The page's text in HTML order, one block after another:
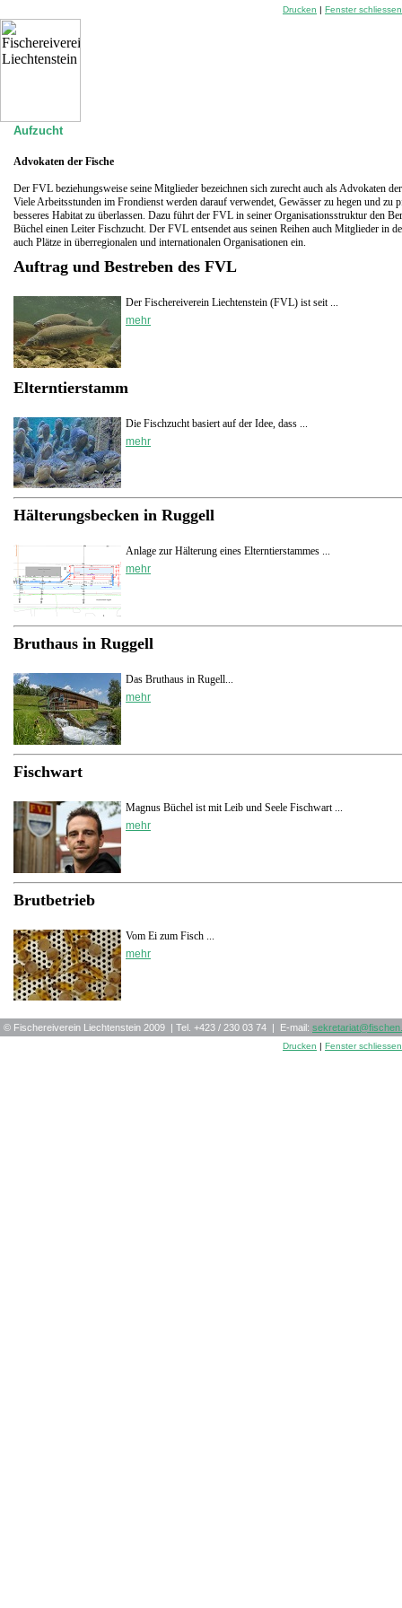
Drucken | Fenster schliessen
Aufzucht
Advokaten der Fische
Der FVL beziehungsweise seine Mitglieder bezeichnen sich zurecht auch als Advokaten
Viele Arbeitsstunden im Frondienst werden darauf verwendet, Gewässer zu hegen und zu
besseres Habitat zu überlassen. Dazu führt der FVL in seiner Organisationsstruktur den
Büchel einen Leiter Fischzucht. Der FVL entsendet aus seinen Reihen auch Mitglieder in
auch Plätze in überregionalen und internationalen Organisationen ein.
Auftrag und Bestreben des FVL
Der Fischereiverein Liechtenstein (FVL) ist seit ...
mehr
Elterntierstamm
Die Fischzucht basiert auf der Idee, dass ...
mehr
Hälterungsbecken in Ruggell
Anlage zur Hälterung eines Elterntierstammes ...
mehr
Bruthaus in Ruggell
Das Bruthaus in Rugell...
mehr
Fischwart
Magnus Büchel ist mit Leib und Seele Fischwart ...
mehr
Brutbetrieb
Vom Ei zum Fisch ...
mehr
© Fischereiverein Liechtenstein 2009 | Tel. +423 / 230 03 74 | E-mail: sekretariat@
Drucken | Fenster schliessen